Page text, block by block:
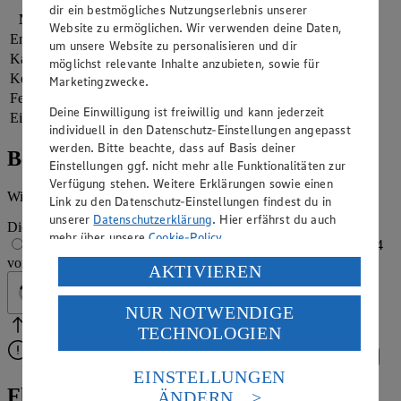
Nährwerte
pro Portion
Energie
1.837 kj (22 %)
Kalorien
439 kcal (22 %)
Kohlenhydrate 25 g
Fett
Eiweiß
15 g
Bewertung
Wie hat es dir geschmeckt?
Die Bewertung wird automatisch gespeichert
4
von 5 Sternen
5 von 5 Sternen
Geprüft
Bitte Pfeile benutzen
Vielen Dank für deine Bewertung.
Bitte wähle eine Bewertung aus, um fortzufahren.
Flammkuchen-Schnecken: originales
dir ein bestmögliches Nutzungserlebnis unserer
Website zu ermöglichen. Wir verwenden deine Daten,
um unsere Website zu personalisieren und dir
möglichst relevante Inhalte anzubieten, sowie für
Marketingzwecke.
Deine Einwilligung ist freiwillig und kann jederzeit
individuell in den Datenschutz-Einstellungen angepasst
werden. Bitte beachte, dass auf Basis deiner
Einstellungen ggf. nicht mehr alle Funktionalitäten zur
Verfügung stehen. Weitere Erklärungen sowie einen
Link zu den Datenschutz-Einstellungen findest du in
unserer Datenschutzerklärung. Hier erfährst du auch
mehr über unsereCookie-Policy.
Verarbeitung deiner personenbezogenen Daten in den
USA durch Facebook und YouTube:
Wenn du auf „Aktivieren“ klickst, willigst du im Sinne
des Art. 49 Abs. 1 Satz 1 lit. a) DSGVO ein, dass deine
Daten in den USA verarbeitet werden. Der EuGH sieht
die USA als Land mit einem nach europäischen
Standards nicht angemessenen Datenschutzniveau an.
AKTIVIEREN
NUR NOTWENDIGE
TECHNOLOGIEN
EINSTELLUNGEN
ÄNDERN